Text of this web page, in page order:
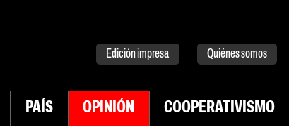
Edición impresa Quiénes somos
PAÍS OPINIÓN COOPERATIVISMO